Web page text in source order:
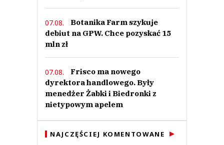
07.08.
Botanika Farm szykuje
debiut na GPW. Chce pozyskać 15
mln zł
07.08.
Frisco ma nowego
dyrektora handlowego. Były
menedżer Żabki i Biedronki z
nietypowym apelem
NAJCZĘŚCIEJ KOMENTOWANE